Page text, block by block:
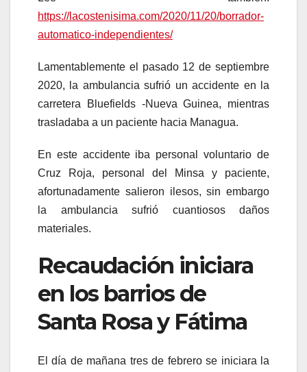
https://lacostenisima.com/2020/11/20/borrador-
automatico-independientes/
Lamentablemente el pasado 12 de septiembre
2020, la ambulancia sufrió un accidente en la
carretera Bluefields -Nueva Guinea, mientras
trasladaba a un paciente hacia Managua.
En este accidente iba personal voluntario de
Cruz Roja, personal del Minsa y paciente,
afortunadamente salieron ilesos, sin embargo
la ambulancia sufrió cuantiosos daños
materiales.
Recaudación iniciara
en los barrios de
Santa Rosa y Fátima
El día de mañana tres de febrero se iniciara la